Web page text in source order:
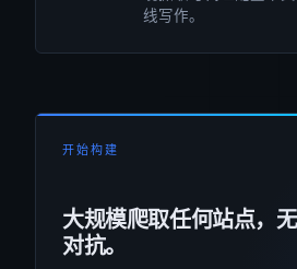
线写作。
开始构建
大规模爬取任何站点，
对抗。